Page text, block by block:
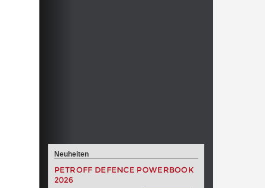
Neuheiten
PETROFF DEFENCE POWERBOOK
2026